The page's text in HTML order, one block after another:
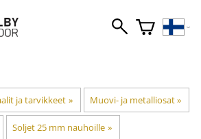
ja tarvikkeet ‪» Muovi- ja metalliosat‪»
Soljet 25 mm nauhoille ‪»